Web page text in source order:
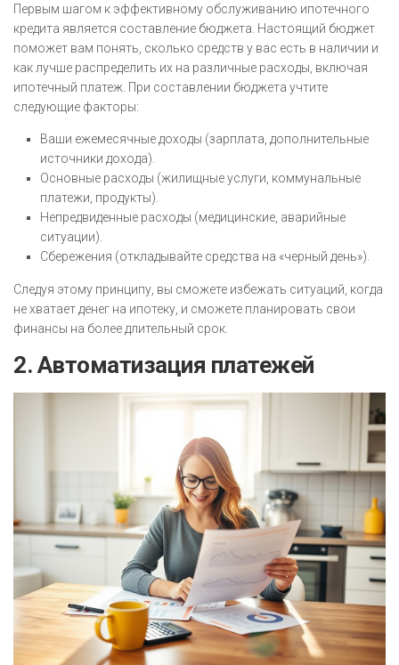
Первым шагом к эффективному обслуживанию ипотечного
кредита является составление бюджета. Настоящий бюджет
поможет вам понять, сколько средств у вас есть в наличии и
как лучше распределить их на различные расходы, включая
ипотечный платеж. При составлении бюджета учтите
следующие факторы:
Ваши ежемесячные доходы (зарплата, дополнительные
источники дохода).
Основные расходы (жилищные услуги, коммунальные
платежи, продукты).
Непредвиденные расходы (медицинские, аварийные
ситуации).
Сбережения (откладывайте средства на «черный день»).
Следуя этому принципу, вы сможете избежать ситуаций, когда
не хватает денег на ипотеку, и сможете планировать свои
финансы на более длительный срок.
2. Автоматизация платежей